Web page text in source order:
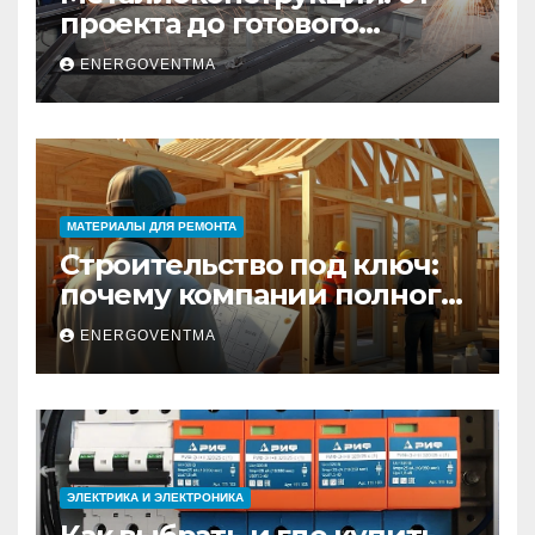
проекта до готового
изделия – полный
практический гид
ENERGOVENTMA
МАТЕРИАЛЫ ДЛЯ РЕМОНТА
Строительство под ключ:
почему компании полного
цикла меняют рынок
недвижимости
ENERGOVENTMA
ЭЛЕКТРИКА И ЭЛЕКТРОНИКА